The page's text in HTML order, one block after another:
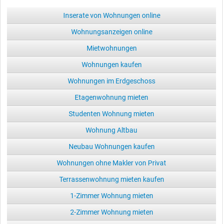
Inserate von Wohnungen online
Wohnungsanzeigen online
Mietwohnungen
Wohnungen kaufen
Wohnungen im Erdgeschoss
Etagenwohnung mieten
Studenten Wohnung mieten
Wohnung Altbau
Neubau Wohnungen kaufen
Wohnungen ohne Makler von Privat
Terrassenwohnung mieten kaufen
1-Zimmer Wohnung mieten
2-Zimmer Wohnung mieten